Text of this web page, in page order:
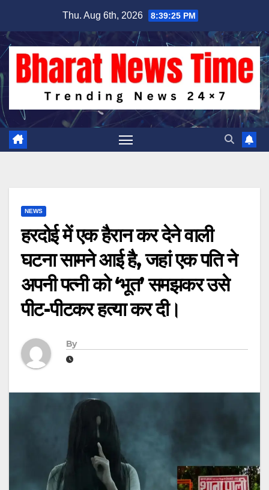
content
Thu. Aug 6th, 2026 8:39:25 PM
NEWS
हरदोई में एक हैरान कर देने वाली
घटना सामने आई है, जहां एक पति ने
अपनी पत्नी को ‘भूत’ समझकर उसे
पीट-पीटकर हत्या कर दी।
By